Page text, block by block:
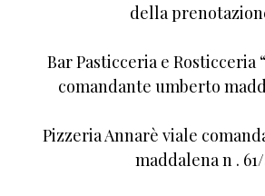
della
Bar Pasticceria e Rosticceria
comandante umberto
Pizzeria Annarè viale
maddalena n .